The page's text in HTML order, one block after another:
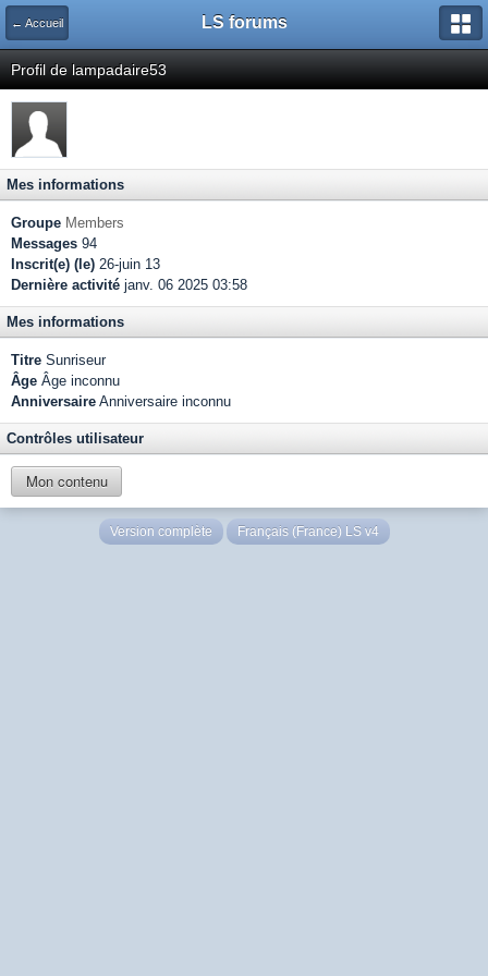
← Accueil LS forums
Profil de lampadaire53
Mes informations
Groupe Members
Messages 94
Inscrit(e) (le) 26-juin 13
Dernière activité janv. 06 2025 03:58
Mes informations
Titre Sunriseur
Âge Âge inconnu
Anniversaire Anniversaire inconnu
Contrôles utilisateur
Mon contenu
Version complète Français (France) LS v4